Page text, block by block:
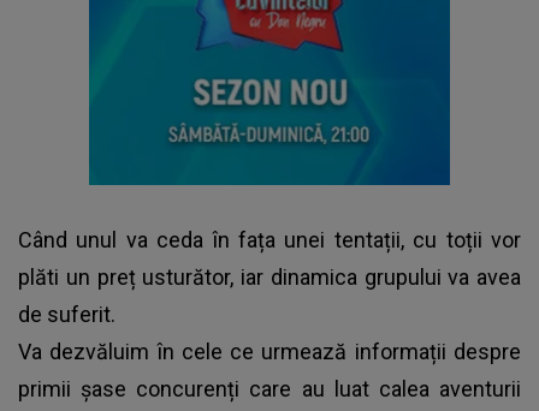
Când unul va ceda în fața unei tentații, cu toții vor
plăti un preț usturător, iar dinamica grupului va avea
de suferit.
Va dezvăluim în cele ce urmează informații despre
primii șase concurenți care au luat calea aventurii